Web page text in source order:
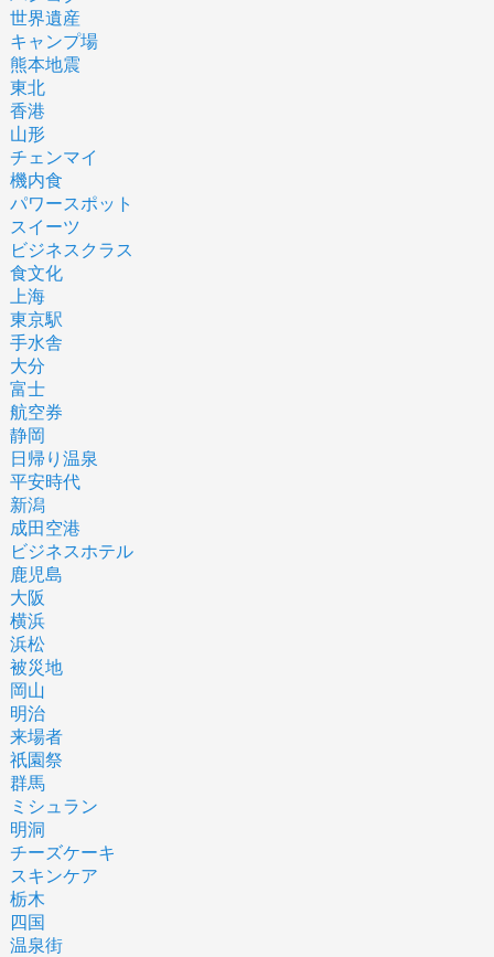
世界遺産
キャンプ場
熊本地震
東北
香港
山形
チェンマイ
機内食
パワースポット
スイーツ
ビジネスクラス
食文化
上海
東京駅
手水舎
大分
富士
航空券
静岡
日帰り温泉
平安時代
新潟
成田空港
ビジネスホテル
鹿児島
大阪
横浜
浜松
被災地
岡山
明治
来場者
祇園祭
群馬
ミシュラン
明洞
チーズケーキ
スキンケア
栃木
四国
温泉街